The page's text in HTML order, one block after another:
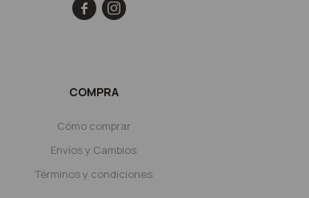
COMPRA
Cómo comprar
Envíos y Cambios
Términos y condiciones
 